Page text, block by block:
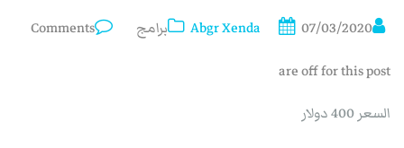
Abgr Xenda 07/03/2020 برامج
Comments
are off for this post
السعر 400 دولار